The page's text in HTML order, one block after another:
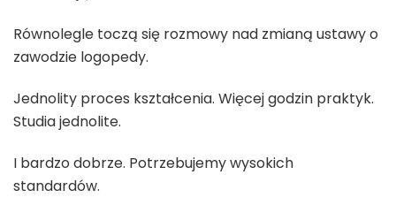
Równolegle toczą się rozmowy nad zmianą ustawy o
zawodzie logopedy.
Jednolity proces kształcenia. Więcej godzin praktyk.
Studia jednolite.
I bardzo dobrze. Potrzebujemy wysokich
standardów.